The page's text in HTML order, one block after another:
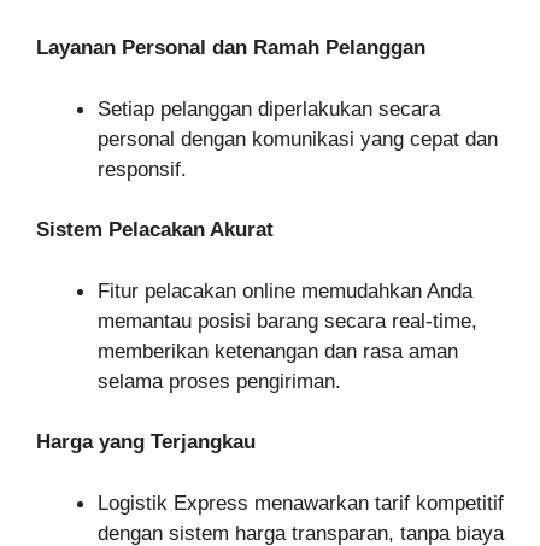
Layanan Personal dan Ramah Pelanggan
Setiap pelanggan diperlakukan secara
personal dengan komunikasi yang cepat dan
responsif.
Sistem Pelacakan Akurat
Fitur pelacakan online memudahkan Anda
memantau posisi barang secara real-time,
memberikan ketenangan dan rasa aman
selama proses pengiriman.
Harga yang Terjangkau
Logistik Express menawarkan tarif kompetitif
dengan sistem harga transparan, tanpa biaya